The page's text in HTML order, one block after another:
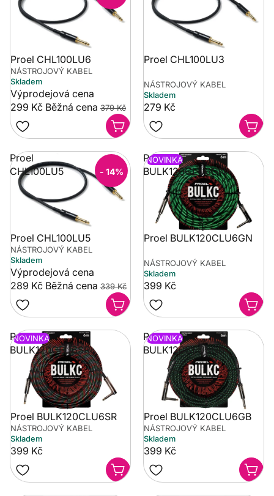
Proel CHL100LU6
NÁSTROJOVÝ KABEL
Skladem
Výprodejová cena
299 Kč Běžná cena 379 Kč
Proel CHL100LU3
NÁSTROJOVÝ KABEL
Skladem
279 Kč
Proel
CHL100LU5
- 14%
Proel CHL100LU5
NÁSTROJOVÝ KABEL
Skladem
Výprodejová cena
289 Kč Běžná cena 339 Kč
Proel
BULK120CLU6GN
NOVINKA
Proel BULK120CLU6GN
NÁSTROJOVÝ KABEL
Skladem
399 Kč
Proel
BULK120CLU6SR
NOVINKA
Proel BULK120CLU6SR
NÁSTROJOVÝ KABEL
Skladem
399 Kč
Proel
BULK120CLU6GB
NOVINKA
Proel BULK120CLU6GB
NÁSTROJOVÝ KABEL
Skladem
399 Kč